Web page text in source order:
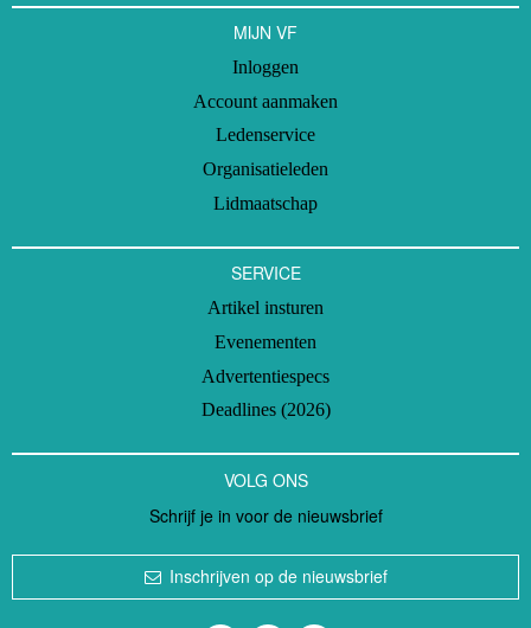
MIJN VF
Inloggen
Account aanmaken
Ledenservice
Organisatieleden
Lidmaatschap
SERVICE
Artikel insturen
Evenementen
Advertentiespecs
Deadlines (2026)
VOLG ONS
Schrijf je in voor de nieuwsbrief
Inschrijven op de nieuwsbrief